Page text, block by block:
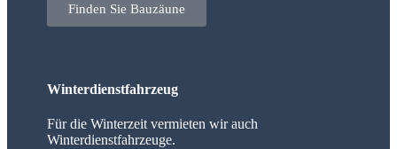
Finden Sie Bauzäune
Winterdienstfahrzeug
Für die Winterzeit vermieten wir auch
Winterdienstfahrzeuge.